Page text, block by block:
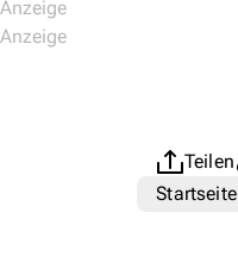
Teilen
Startseite